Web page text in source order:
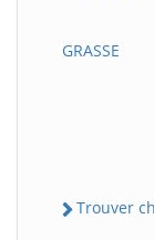
GRASSE
Trouver